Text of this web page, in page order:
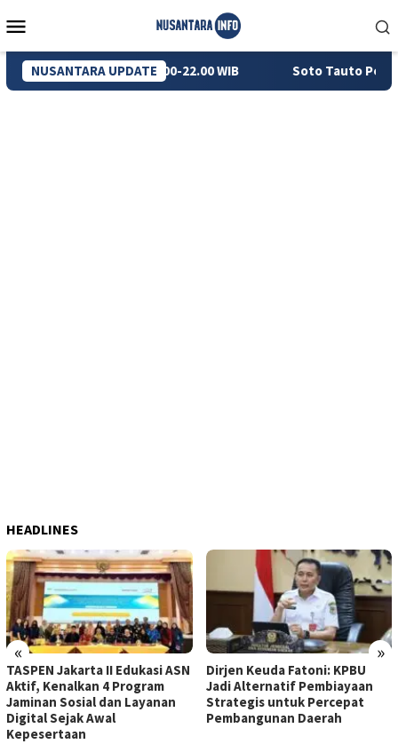
ke
Mobile
NUSANTARA UPDATE
Pukul 09.00-22.00 WIB Soto Tauto Pekalongan:
HEADLINES
« »
TASPEN Jakarta II Edukasi ASN
Aktif, Kenalkan 4 Program
Jaminan Sosial dan Layanan
Digital Sejak Awal
Kepesertaan
Dirjen Keuda Fatoni: KPBU
Jadi Alternatif Pembiayaan
Strategis untuk Percepat
Pembangunan Daerah